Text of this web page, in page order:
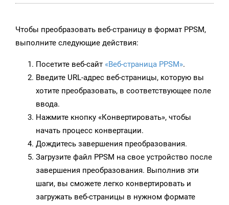
Чтобы преобразовать веб-страницу в формат PPSM,
выполните следующие действия:
Посетите веб-сайт «Веб-страница PPSM».
Введите URL-адрес веб-страницы, которую вы
хотите преобразовать, в соответствующее поле
ввода.
Нажмите кнопку «Конвертировать», чтобы
начать процесс конвертации.
Дождитесь завершения преобразования.
Загрузите файл PPSM на свое устройство после
завершения преобразования. Выполнив эти
шаги, вы сможете легко конвертировать и
загружать веб-страницы в нужном формате